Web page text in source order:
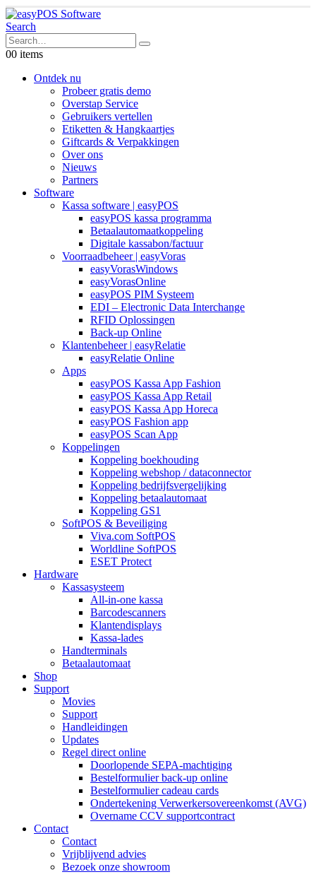
Search
00 items
Ontdek nu
Probeer gratis demo
Overstap Service
Gebruikers vertellen
Etiketten & Hangkaartjes
Giftcards & Verpakkingen
Over ons
Nieuws
Partners
Software
Kassa software | easyPOS
easyPOS kassa programma
Betaalautomaatkoppeling
Digitale kassabon/factuur
Voorraadbeheer | easyVoras
easyVorasWindows
easyVorasOnline
easyPOS PIM Systeem
EDI – Electronic Data Interchange
RFID Oplossingen
Back-up Online
Klantenbeheer | easyRelatie
easyRelatie Online
Apps
easyPOS Kassa App Fashion
easyPOS Kassa App Retail
easyPOS Kassa App Horeca
easyPOS Fashion app
easyPOS Scan App
Koppelingen
Koppeling boekhouding
Koppeling webshop / dataconnector
Koppeling bedrijfsvergelijking
Koppeling betaalautomaat
Koppeling GS1
SoftPOS & Beveiliging
Viva.com SoftPOS
Worldline SoftPOS
ESET Protect
Hardware
Kassasysteem
All-in-one kassa
Barcodescanners
Klantendisplays
Kassa-lades
Handterminals
Betaalautomaat
Shop
Support
Movies
Support
Handleidingen
Updates
Regel direct online
Doorlopende SEPA-machtiging
Bestelformulier back-up online
Bestelformulier cadeau cards
Ondertekening Verwerkersovereenkomst (AVG)
Overname CCV supportcontract
Contact
Contact
Vrijblijvend advies
Bezoek onze showroom